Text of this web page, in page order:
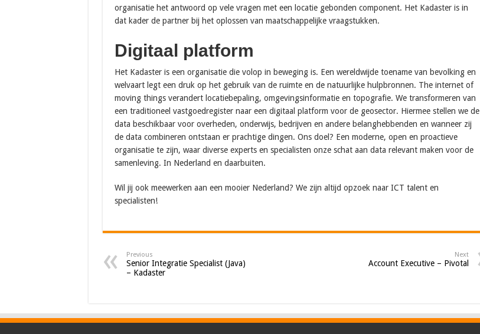
organisatie het antwoord op vele vragen met een locatie gebonden component. Het Kadaster is in
dat kader de partner bij het oplossen van maatschappelijke vraagstukken.
Digitaal platform
Het Kadaster is een organisatie die volop in beweging is. Een wereldwijde toename van bevolking en
welvaart legt een druk op het gebruik van de ruimte en de natuurlijke hulpbronnen. The internet of
moving things verandert locatiebepaling, omgevingsinformatie en topografie. We transformeren van
een traditioneel vastgoedregister naar een digitaal platform voor de geosector. Hiermee stellen we de
data beschikbaar voor overheden, onderwijs, bedrijven en andere belanghebbenden en wanneer zij
de data combineren ontstaan er prachtige dingen. Ons doel? Een moderne, open en proactieve
organisatie te zijn, waar diverse experts en specialisten onze schat aan data relevant maken voor de
samenleving. In Nederland en daarbuiten.
Wil jij ook meewerken aan een mooier Nederland? We zijn altijd opzoek naar ICT talent en
specialisten!
Previous
Senior Integratie Specialist (Java)
– Kadaster
Next
Account Executive – Pivotal